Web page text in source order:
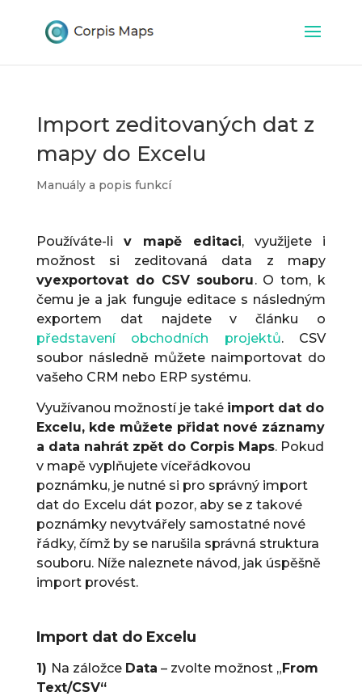
Import zeditovaných dat z
mapy do Excelu
Manuály a popis funkcí
Používáte-li v mapě editaci, využijete i
možnost si zeditovaná data z mapy
vyexportovat do CSV souboru. O tom, k
čemu je a jak funguje editace s následným
exportem dat najdete v článku o
představení obchodních projektů. CSV
soubor následně můžete naimportovat do
vašeho CRM nebo ERP systému.
Využívanou možností je také import dat do
Excelu, kde můžete přidat nové záznamy
a data nahrát zpět do Corpis Maps. Pokud
v mapě vyplňujete víceřádkovou
poznámku, je nutné si pro správný import
dat do Excelu dát pozor, aby se z takové
poznámky nevytvářely samostatné nové
řádky, čímž by se narušila správná struktura
souboru. Níže naleznete návod, jak úspěšně
import provést.
Import dat do Excelu
1) Na záložce Data – zvolte možnost „From
Text/CSV“